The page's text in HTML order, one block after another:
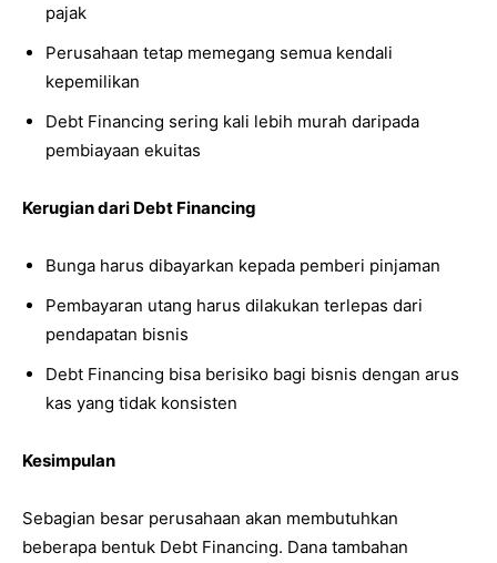
pajak
Perusahaan tetap memegang semua kendali
kepemilikan
Debt Financing sering kali lebih murah daripada
pembiayaan ekuitas
Kerugian dari Debt Financing
Bunga harus dibayarkan kepada pemberi pinjaman
Pembayaran utang harus dilakukan terlepas dari
pendapatan bisnis
Debt Financing bisa berisiko bagi bisnis dengan arus
kas yang tidak konsisten
Kesimpulan
Sebagian besar perusahaan akan membutuhkan
beberapa bentuk Debt Financing. Dana tambahan